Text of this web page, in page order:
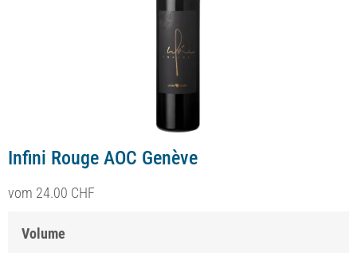
Infini Rouge AOC Genève
vom 24.00 CHF
Volume